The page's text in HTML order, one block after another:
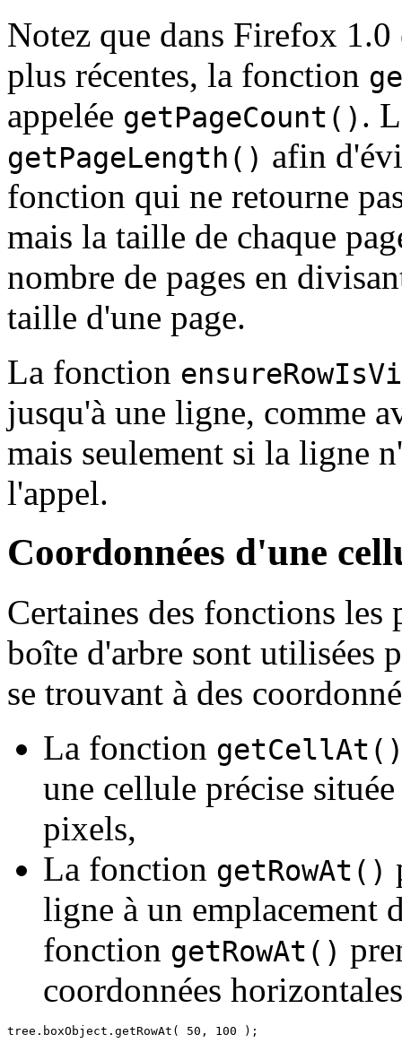
Notez que dans Firefox
plus récentes, la fonction
appelée getPageCount() .
getPageLength() afin
fonction qui ne retourne
mais la taille de chaque
nombre de pages en
taille d'une page.
La fonction
jusqu'à une ligne, comme
mais seulement si la ligne
l'appel.
Coordonnées d'une
Certaines des fonctions les
boîte d'arbre sont utilisées
se trouvant à des
La fonction
une cellule précise
pixels,
La fonction getRowAt()
ligne à un emplacement
fonction getRowAt()
coordonnées
tree.boxObject.getRowAt( 50, 100 );